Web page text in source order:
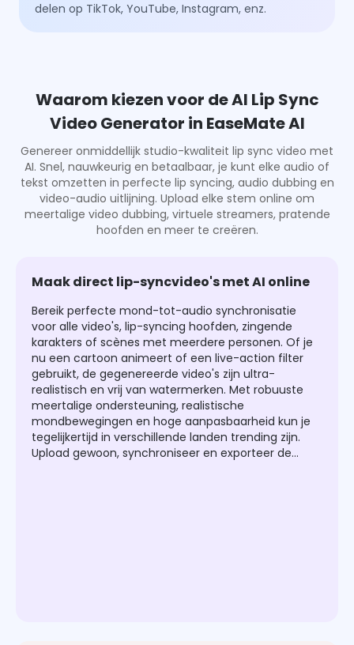
delen op TikTok, YouTube, Instagram, enz.
Waarom kiezen voor de AI Lip Sync
Video Generator in EaseMate AI
Genereer onmiddellijk studio-kwaliteit lip sync video met
AI. Snel, nauwkeurig en betaalbaar, je kunt elke audio of
tekst omzetten in perfecte lip syncing, audio dubbing en
video-audio uitlijning. Upload elke stem online om
meertalige video dubbing, virtuele streamers, pratende
hoofden en meer te creëren.
Maak direct lip-syncvideo's met AI online
Bereik perfecte mond-tot-audio synchronisatie
voor alle video's, lip-syncing hoofden, zingende
karakters of scènes met meerdere personen. Of je
nu een cartoon animeert of een live-action filter
gebruikt, de gegenereerde video's zijn ultra-
realistisch en vrij van watermerken. Met robuuste
meertalige ondersteuning, realistische
mondbewegingen en hoge aanpasbaarheid kun je
tegelijkertijd in verschillende landen trending zijn.
Upload gewoon, synchroniseer en exporteer de